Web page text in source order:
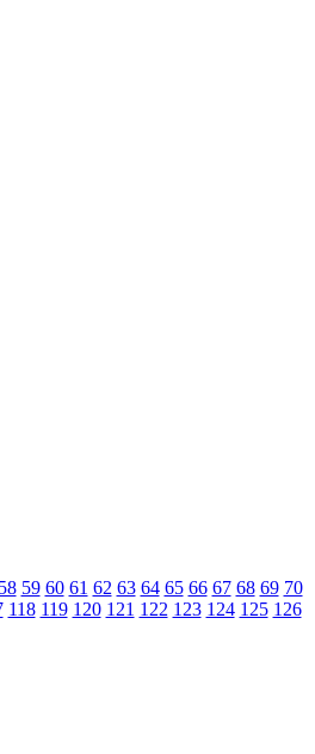
58 59 60 61 62 63 64 65 66 67 68 69 70
118 119 120 121 122 123 124 125 126